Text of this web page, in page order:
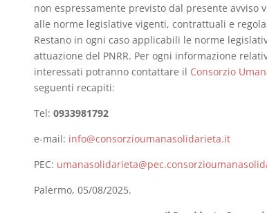
non espressamente previsto dal presente avviso
alle norme legislative vigenti, contrattuali e
Restano in ogni caso applicabili le norme
attuazione del PNRR. Per ogni informazione
interessati potranno contattare il Consorzio
seguenti recapiti:
Tel:0933981792
e-mail: info@consorzioumanasolidarieta.it
PEC:
Palermo, 05/08/2025.